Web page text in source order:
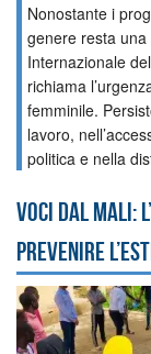
Nonostante i
genere resta
Internazionale
richiama
femminile.
lavoro,
politica e nella
Voci dal Mali:
prevenire